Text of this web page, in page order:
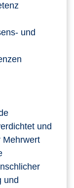
und
und
Mehrwert
und